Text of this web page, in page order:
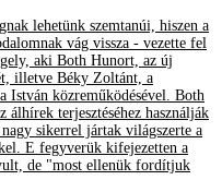
lehetünk szemtanúi, hiszen a
vág vissza - vezette fel
aki Both Hunort, az új
illetve Béky Zoltánt, a
István közreműködésével. Both
álhírek terjesztéséhez használják
sikerrel jártak világszerte a
E fegyverük kifejezetten a
de "most ellenük fordítjuk